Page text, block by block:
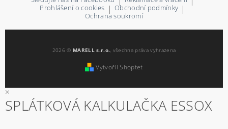
Prohlášení o cookies | Obchodní podmínky |
Ochrana soukromí
2026 © MARELL s.r.o., všechna práva vyhrazena
Vytvořil Shoptet
×
SPLÁTKOVÁ KALKULAČKA ESSOX